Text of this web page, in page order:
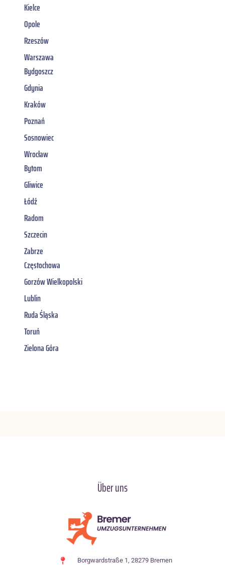
Kielce
Opole
Rzeszów
Warszawa
Bydgoszcz
Gdynia
Kraków
Poznań
Sosnowiec
Wrocław
Bytom
Gliwice
Łódź
Radom
Szczecin
Zabrze
Częstochowa
Gorzów Wielkopolski
Lublin
Ruda Śląska
Toruń
Zielona Góra
Über uns
Borgwardstraße 1, 28279 Bremen